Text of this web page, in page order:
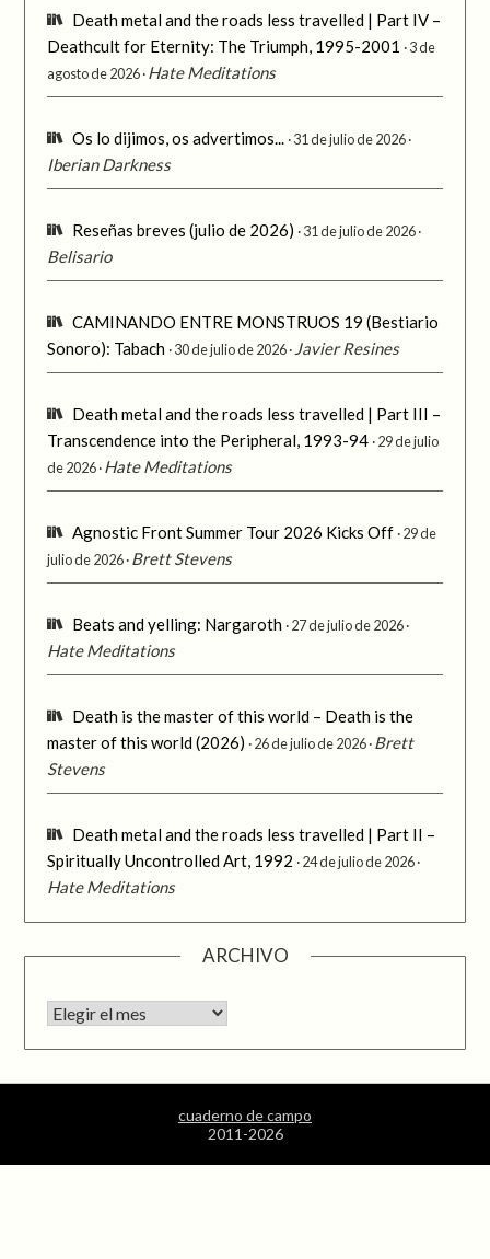
Death metal and the roads less travelled | Part IV –
Deathcult for Eternity: The Triumph, 1995-2001
3 de
agosto de 2026 Hate Meditations
Os lo dijimos, os advertimos... 31 de julio de 2026
Iberian Darkness
Reseñas breves (julio de 2026) 31 de julio de 2026
Belisario
CAMINANDO ENTRE MONSTRUOS 19 (Bestiario
Sonoro): Tabach 30 de julio de 2026 Javier Resines
Death metal and the roads less travelled | Part III –
Transcendence into the Peripheral, 1993-94 29 de julio
de 2026 Hate Meditations
Agnostic Front Summer Tour 2026 Kicks Off 29 de
julio de 2026 Brett Stevens
Beats and yelling: Nargaroth 27 de julio de 2026
Hate Meditations
Death is the master of this world – Death is the
master of this world (2026)
26 de julio de 2026 Brett
Stevens
Death metal and the roads less travelled | Part II –
Spiritually Uncontrolled Art, 1992
24 de julio de 2026
Hate Meditations
ARCHIVO
Archivo
cuaderno de campo
2011-2026